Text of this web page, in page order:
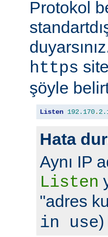
Protokol
https
şöyle
Listen 192.170.
Hata
Aynı IP
Listen
"adres
in use)